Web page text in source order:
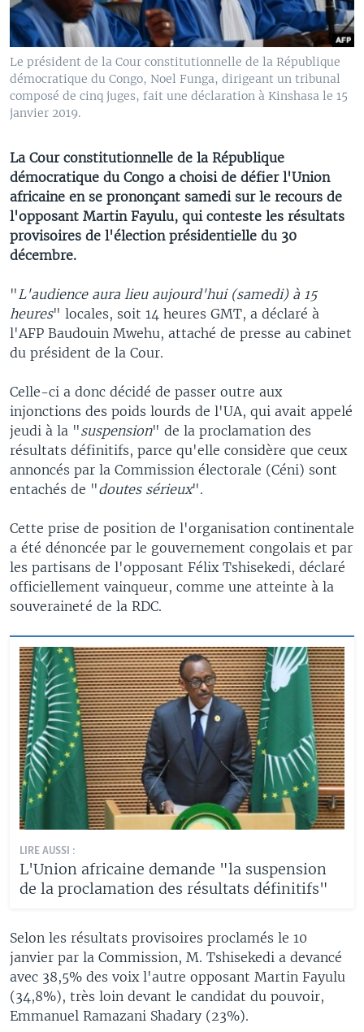
Le président de la Cour constitutionnelle de la République
démocratique du Congo, Noel Funga, dirigeant un tribunal
composé de cinq juges, fait une déclaration à Kinshasa le 15
janvier 2019.
La Cour constitutionnelle de la République
démocratique du Congo a choisi de défier l'Union
africaine en se prononçant samedi sur le recours de
l'opposant Martin Fayulu, qui conteste les résultats
provisoires de l'élection présidentielle du 30
décembre.
" L'audience aura lieu aujourd'hui (samedi) à 15
heures" locales, soit 14 heures GMT, a déclaré à
l'AFP Baudouin Mwehu, attaché de presse au cabinet
du président de la Cour.
Celle-ci a donc décidé de passer outre aux
injonctions des poids lourds de l'UA, qui avait appelé
jeudi à la "suspension" de la proclamation des
résultats définitifs, parce qu'elle considère que ceux
annoncés par la Commission électorale (Céni) sont
entachés de "doutes sérieux".
Cette prise de position de l'organisation continentale
a été dénoncée par le gouvernement congolais et par
les partisans de l'opposant Félix Tshisekedi, déclaré
officiellement vainqueur, comme une atteinte à la
souveraineté de la RDC.
LIRE AUSSI :
L'Union africaine demande "la suspension
de la proclamation des résultats définitifs"
Selon les résultats provisoires proclamés le 10
janvier par la Commission, M. Tshisekedi a devancé
avec 38,5% des voix l'autre opposant Martin Fayulu
(34,8%), très loin devant le candidat du pouvoir,
Emmanuel Ramazani Shadary (23%).